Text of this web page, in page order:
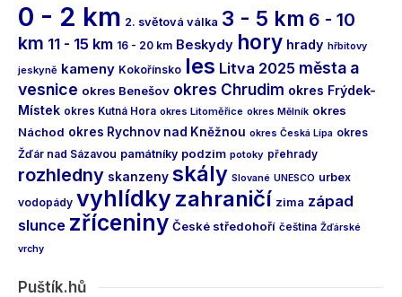
0 - 2 km 2. světová válka 3 - 5 km 6 - 10
km 11 - 15 km 16 - 20 km Beskydy hory hrady hřbitovy
jeskyně kameny Kokořínsko les Litva 2025 města a
vesnice okres Benešov okres Chrudim okres Frýdek-
Místek okres Kutná Hora okres Litoměřice okres Mělník okres
Náchod okres Rychnov nad Kněžnou okres Česká Lípa okres
Žďár nad Sázavou památníky podzim potoky přehrady
rozhledny skanzeny skály Slované UNESCO urbex
vodopády vyhlídkyzahraničí zima západ
slunce zříceniny České středohoří čeština Žďárské
vrchy
Puštík.hů